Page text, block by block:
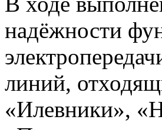
надёжности
линий,
«Илевники»,